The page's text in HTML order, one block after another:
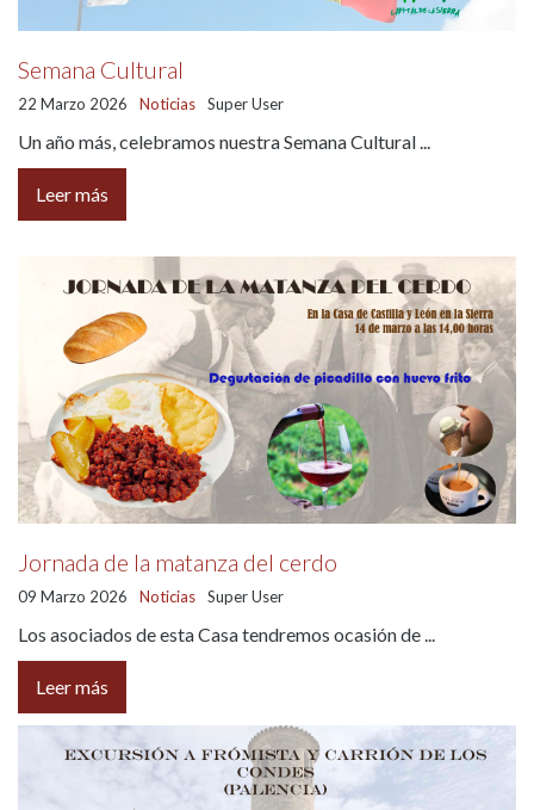
Jornada de la trashumancia
Día del niño
Semana Cultural
22 Marzo 2026 Noticias Super User
Un año más, celebramos nuestra Semana Cultural ...
Leer más
Jornada de la matanza del cerdo
09 Marzo 2026 Noticias Super User
Los asociados de esta Casa tendremos ocasión de ...
Leer más